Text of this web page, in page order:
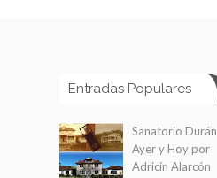
Entradas Populares
Sanatorio Durán
Ayer y Hoy por
Adricín Alarcón